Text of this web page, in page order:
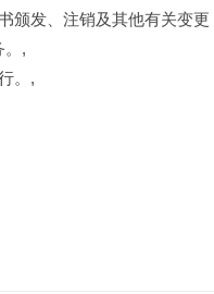
颁发、注销及其他有关变更
。,
。,